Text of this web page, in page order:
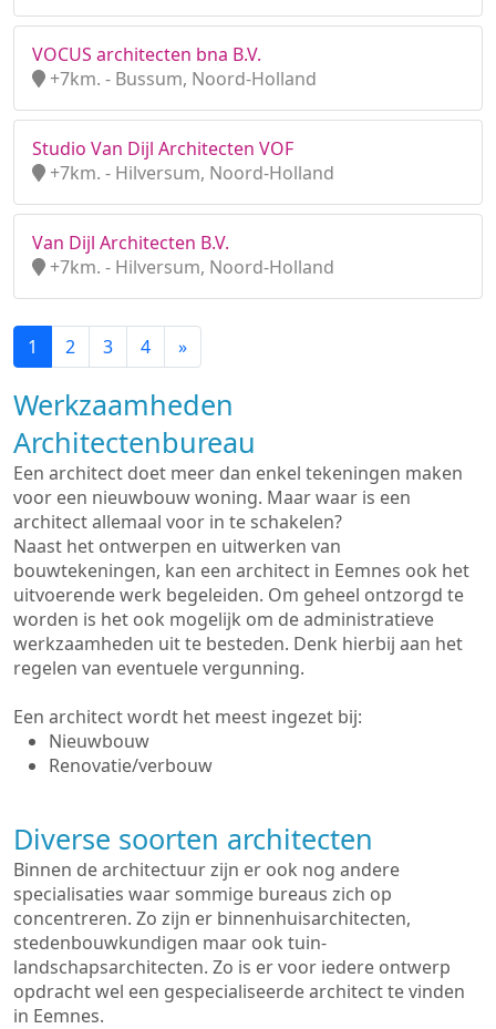
VOCUS architecten bna B.V.
+7km. - Bussum, Noord-Holland
Studio Van Dijl Architecten VOF
+7km. - Hilversum, Noord-Holland
Van Dijl Architecten B.V.
+7km. - Hilversum, Noord-Holland
1 2 3 4 »
Werkzaamheden
Architectenbureau
Een architect doet meer dan enkel tekeningen maken
voor een nieuwbouw woning. Maar waar is een
architect allemaal voor in te schakelen?
Naast het ontwerpen en uitwerken van
bouwtekeningen, kan een architect in Eemnes ook het
uitvoerende werk begeleiden. Om geheel ontzorgd te
worden is het ook mogelijk om de administratieve
werkzaamheden uit te besteden. Denk hierbij aan het
regelen van eventuele vergunning.
Een architect wordt het meest ingezet bij:
Nieuwbouw
Renovatie/verbouw
Diverse soorten architecten
Binnen de architectuur zijn er ook nog andere
specialisaties waar sommige bureaus zich op
concentreren. Zo zijn er binnenhuisarchitecten,
stedenbouwkundigen maar ook tuin-
landschapsarchitecten. Zo is er voor iedere ontwerp
opdracht wel een gespecialiseerde architect te vinden
in Eemnes.